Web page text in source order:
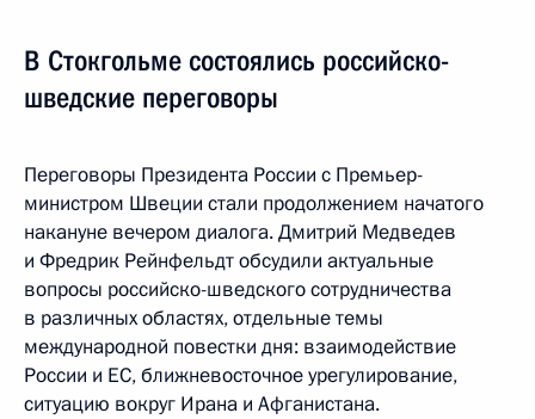
В Стокгольме состоялись российско-
шведские переговоры
Переговоры Президента России с Премьер-
министром Швеции стали продолжением начатого
накануне вечером диалога. Дмитрий Медведев
и Фредрик Рейнфельдт обсудили актуальные
вопросы российско-шведского сотрудничества
в различных областях, отдельные темы
международной повестки дня: взаимодействие
России и ЕС, ближневосточное урегулирование,
ситуацию вокруг Ирана и Афганистана.